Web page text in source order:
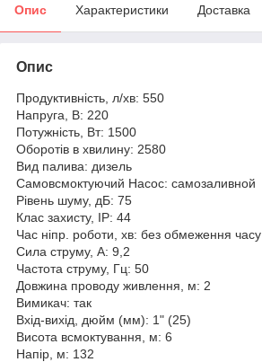
Опис Характеристики Доставка
Опис
Продуктивність, л/хв: 550
Напруга, В: 220
Потужність, Вт: 1500
Оборотів в хвилину: 2580
Вид палива: дизель
Самовсмоктуючий Насос: самозаливной
Рівень шуму, дБ: 75
Клас захисту, IP: 44
Час ніпр. роботи, хв: без обмеження часу
Сила струму, А: 9,2
Частота струму, Гц: 50
Довжина проводу живлення, м: 2
Вимикач: так
Вхід-вихід, дюйм (мм): 1" (25)
Висота всмоктування, м: 6
Напір, м: 132